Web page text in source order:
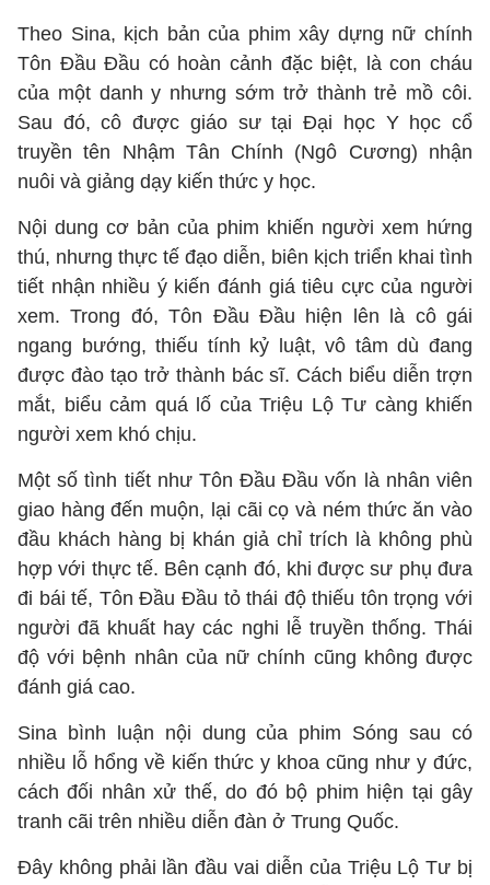
Theo Sina, kịch bản của phim xây dựng nữ chính
Tôn Đầu Đầu có hoàn cảnh đặc biệt, là con cháu
của một danh y nhưng sớm trở thành trẻ mồ côi.
Sau đó, cô được giáo sư tại Đại học Y học cổ
truyền tên Nhậm Tân Chính (Ngô Cương) nhận
nuôi và giảng dạy kiến thức y học.
Nội dung cơ bản của phim khiến người xem hứng
thú, nhưng thực tế đạo diễn, biên kịch triển khai tình
tiết nhận nhiều ý kiến đánh giá tiêu cực của người
xem. Trong đó, Tôn Đầu Đầu hiện lên là cô gái
ngang bướng, thiếu tính kỷ luật, vô tâm dù đang
được đào tạo trở thành bác sĩ. Cách biểu diễn trợn
mắt, biểu cảm quá lố của Triệu Lộ Tư càng khiến
người xem khó chịu.
Một số tình tiết như Tôn Đầu Đầu vốn là nhân viên
giao hàng đến muộn, lại cãi cọ và ném thức ăn vào
đầu khách hàng bị khán giả chỉ trích là không phù
hợp với thực tế. Bên cạnh đó, khi được sư phụ đưa
đi bái tế, Tôn Đầu Đầu tỏ thái độ thiếu tôn trọng với
người đã khuất hay các nghi lễ truyền thống. Thái
độ với bệnh nhân của nữ chính cũng không được
đánh giá cao.
Sina bình luận nội dung của phim Sóng sau có
nhiều lỗ hổng về kiến thức y khoa cũng như y đức,
cách đối nhân xử thế, do đó bộ phim hiện tại gây
tranh cãi trên nhiều diễn đàn ở Trung Quốc.
Đây không phải lần đầu vai diễn của Triệu Lộ Tư bị